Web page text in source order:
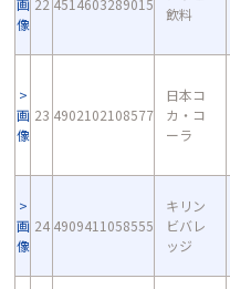
画
像
22 4514603289015
飲料
画
像
23 4902102108577
日本コ
カ・コ
ーラ
画
像
24 4909411058555
キリン
ビバレ
ッジ